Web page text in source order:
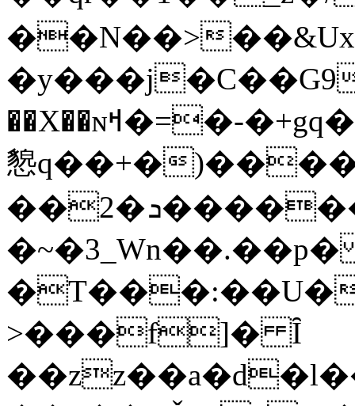
f]� Ȋ